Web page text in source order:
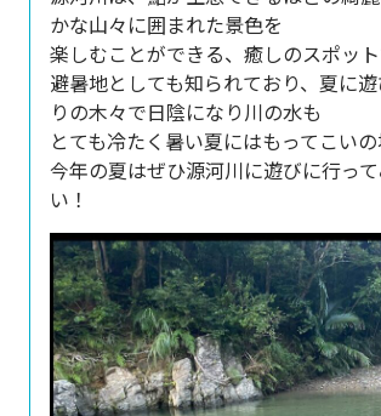
かな山々に囲まれた景色を
楽しむことができる、癒しのスポット
避暑地としても知られており、夏に
りの木々で日陰になり川の水も
とても冷たく暑い夏にはもってこいの
今年の夏はぜひ源河川に遊びに行っ
い！